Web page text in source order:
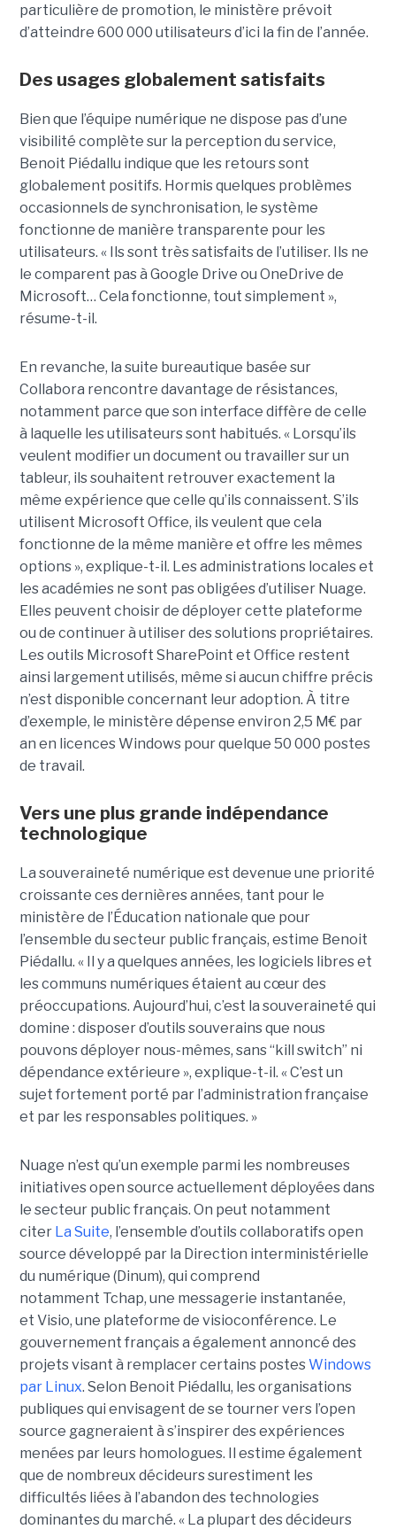
particulière de promotion, le ministère prévoit
d’atteindre 600 000 utilisateurs d’ici la fin de l’année.
Des usages globalement satisfaits
Bien que l’équipe numérique ne dispose pas d’une
visibilité complète sur la perception du service,
Benoit Piédallu indique que les retours sont
globalement positifs. Hormis quelques problèmes
occasionnels de synchronisation, le système
fonctionne de manière transparente pour les
utilisateurs. « Ils sont très satisfaits de l’utiliser. Ils ne
le comparent pas à Google Drive ou OneDrive de
Microsoft… Cela fonctionne, tout simplement »,
résume-t-il.
En revanche, la suite bureautique basée sur
Collabora rencontre davantage de résistances,
notamment parce que son interface diffère de celle
à laquelle les utilisateurs sont habitués. « Lorsqu’ils
veulent modifier un document ou travailler sur un
tableur, ils souhaitent retrouver exactement la
même expérience que celle qu’ils connaissent. S’ils
utilisent Microsoft Office, ils veulent que cela
fonctionne de la même manière et offre les mêmes
options », explique-t-il. Les administrations locales et
les académies ne sont pas obligées d’utiliser Nuage.
Elles peuvent choisir de déployer cette plateforme
ou de continuer à utiliser des solutions propriétaires.
Les outils Microsoft SharePoint et Office restent
ainsi largement utilisés, même si aucun chiffre précis
n’est disponible concernant leur adoption. À titre
d’exemple, le ministère dépense environ 2,5 M€ par
an en licences Windows pour quelque 50 000 postes
de travail.
Vers une plus grande indépendance
technologique
La souveraineté numérique est devenue une priorité
croissante ces dernières années, tant pour le
ministère de l’Éducation nationale que pour
l’ensemble du secteur public français, estime Benoit
Piédallu. « Il y a quelques années, les logiciels libres et
les communs numériques étaient au cœur des
préoccupations. Aujourd’hui, c’est la souveraineté qui
domine : disposer d’outils souverains que nous
pouvons déployer nous-mêmes, sans “kill switch” ni
dépendance extérieure », explique-t-il. « C’est un
sujet fortement porté par l’administration française
et par les responsables politiques. »
Nuage n’est qu’un exemple parmi les nombreuses
initiatives open source actuellement déployées dans
le secteur public français. On peut notamment
citerLa Suite, l’ensemble d’outils collaboratifs open
source développé par la Direction interministérielle
du numérique (Dinum), qui comprend
notamment Tchap, une messagerie instantanée,
et Visio, une plateforme de visioconférence. Le
gouvernement français a également annoncé des
projets visant à remplacer certains postesWindows
par Linux. Selon Benoit Piédallu, les organisations
publiques qui envisagent de se tourner vers l’open
source gagneraient à s’inspirer des expériences
menées par leurs homologues. Il estime également
que de nombreux décideurs surestiment les
difficultés liées à l’abandon des technologies
dominantes du marché. « La plupart des décideurs